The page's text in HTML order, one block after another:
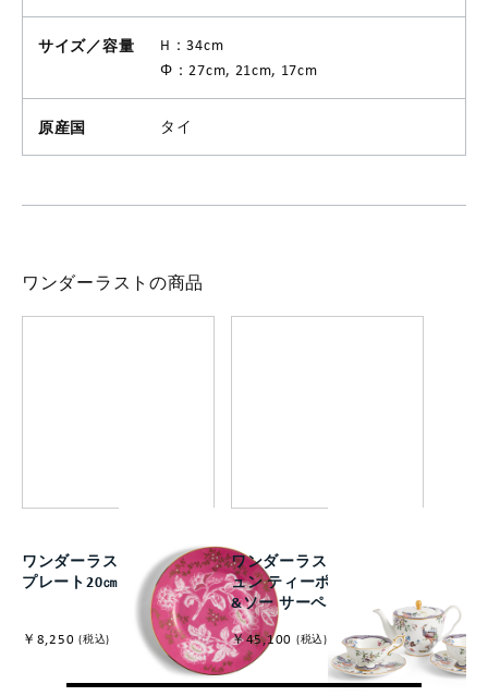
サイズ／容量
H：34cm
Φ：27cm, 21cm, 17cm
原産国 タイ
ワンダーラストの商品
ワンダーラスト トンキン
プレート20㎝ ピンク
￥8,250 (税込)
ワンダーラスト フォーチ
ュン ティーポット+カップ
&ソー サーペアセット
￥45,100 (税込)